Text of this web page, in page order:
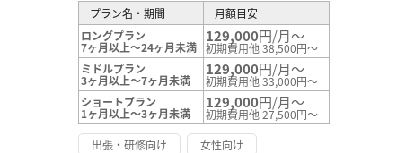
プラン名・期間
月額目安
ロングプラン
7ヶ月以上～24ヶ月未満
129,000円/月～
初期費用他 38,500円～
ミドルプラン
3ヶ月以上～7ヶ月未満
129,000円/月～
初期費用他 33,000円～
ショートプラン
1ヶ月以上～3ヶ月未満
129,000円/月～
初期費用他 27,500円～
出張・研修向け
女性向け